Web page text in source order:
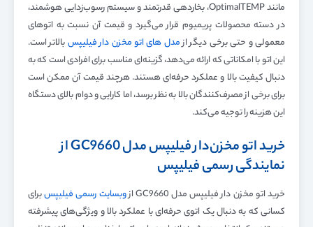
مانند OptimalTEMP، بخاردهی قدرتمند و سیستم رسوب‌زدایی هوشمند،
در دسته محصولات پریمیوم قرار می‌گیرد و قیمت آن نسبت به اتوهای
معمولی و حتی برخی دیگر ازمدل های اتو مخزن دار فیلیپس بالاتر است.
این اتو با امکاناتی که ارائه می‌دهد، گزینه‌ای مناسب برای افرادی است که به
دنبال کیفیت بالا و عملکرد حرفه‌ای هستند. هرچند قیمت آن ممکن است
برای برخی از مصرف‌کنندگان بالا به نظر برسد، اما کارایی و دوام بالای دستگاه
این هزینه را توجیه می‌کند.
خرید اتو مخزن‌دار فیلیپس مدل GC9660 از
نمایندگی رسمی فیلیپس
خرید اتو مخزن دار فیلیپس مدل GC9660 از وبسایت رسمی فیلیپسبرای
کسانی که به دنبال یک اتوی حرفه‌ای با عملکرد بالا و ویژگی‌های پیشرفته